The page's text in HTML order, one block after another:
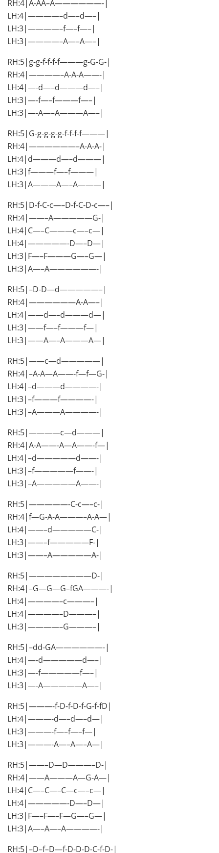
RH:4|A-AA–A——————-|
LH:4|————–d—–d—–|
LH:3|————–f—–f—–|
LH:3|————–A—–A—–|
RH:5|g-g-f-f-f-f———g-G-G-|
RH:4|————–A-A-A——-|
LH:4|—-d—–d———d—–|
LH:3|—-f—–f———f—–|
LH:3|—-A—–A———A—–|
RH:5|G-g-g-g-g-f-f-f-f———|
RH:4|——————–A-A-A-|
LH:4|d———d—–d———|
LH:3|f———f—–f———|
LH:3|A———A—–A———|
RH:5|D-f-C-c—–D-f-C-D-c—–|
RH:4|——–A—————G-|
LH:4|C—–C———c—–c—|
LH:4|—————-D—–D—|
LH:3|F—–F———G—–G—|
LH:3|A—–A——————-|
RH:5|–D-D—d—————–|
RH:4|——————A-A—–|
LH:4|——d—–d———d—|
LH:3|——f—–f———f—|
LH:3|——A—–A———A—|
RH:5|——c—d—————|
RH:4|–A-A—A——-f—f—G-|
LH:4|–d———d————-|
LH:3|–f———f————-|
LH:3|–A———A————-|
RH:5|————c—d———|
RH:4|A-A——-A—A——-f—|
LH:4|–d—————d——-|
LH:3|–f—————f——-|
LH:3|–A—————A——-|
RH:5|—————-C-c—–c-|
RH:4|f—G-A-A———–A-A—|
LH:4|——–d—————C-|
LH:3|——–f—————F-|
LH:3|——–A—————A-|
RH:5|————————D-|
RH:4|–G—G—G–fGA———-|
LH:4|————–c———–|
LH:4|————–D———–|
LH:3|————–G———–|
RH:5|–dd-GA——————-|
LH:4|—-d—————d—–|
LH:3|—-f—————f—–|
LH:3|—-A—————A—–|
RH:5|———-f-D-f-D-f-G-f-fD|
LH:4|———-d—–d—–d—|
LH:3|———-f—–f—–f—|
LH:3|———-A—–A—–A—|
RH:5|——–D—D———–D-|
RH:4|——A———A—G-A—|
LH:4|C—–C—–C—c—–c—|
LH:4|—————-D—–D—|
LH:3|F—–F—–F—G—–G—|
LH:3|A—–A—–A————-|
RH:5|–D–f–D—f-D-D-D-C-f-D-|